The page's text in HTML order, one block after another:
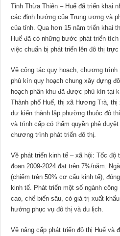
Tỉnh Thừa Thiên – Huế đã triển khai
các định hướng của Trung ương và
của tỉnh. Qua hơn 15 năm triển khai
Huế đã có những bước phát triển
việc chuẩn bị phát triển lên đô thị
Về công tác quy hoạch, chương trình
phủ kín quy hoạch chung xây dựng
hoạch phân khu đã được phủ kín tại
Thành phố Huế, thị xã Hương Trà,
dự kiến thành lập phường thuộc đô
và trình cấp có thẩm quyền phê duyệt
chương trình phát triển đô thị.
Về phát triển kinh tế – xã hội: Tốc độ
đoạn 2009-2024 đạt trên 7%/năm.
(chiếm trên 50% cơ cấu kinh tế),
kinh tế. Phát triển một số ngành
cao, chế biến sâu, có giá trị xuất
hướng phục vụ đô thị và du lịch.
Về nâng cấp phát triển đô thị Huế và